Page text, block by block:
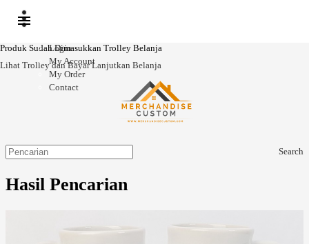
Produk Sudah Dimasukkan Trolley Belanja
Lihat Trolley dan Bayar Lanjutkan Belanja
Login
My Account
My Order
Contact
Search
Hasil Pencarian